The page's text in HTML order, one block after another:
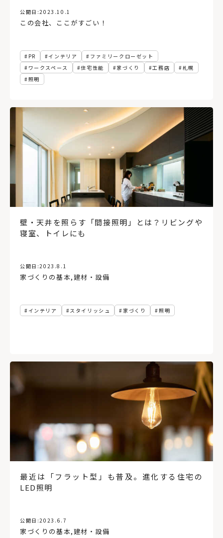
公開日:2023.10.1
この会社、ここがすごい！
PR インテリア
ファミリークローゼット
ワークスペース
住宅性能 家づくり 工務店
札幌
照明
壁・天井を照らす「間接照明」とは？リビングや
寝室、トイレにも
公開日:2023.8.1
家づくりの基本,建材・設備
インテリア スタイリッシュ 家づくり 照明
最近は「フラット型」も普及。進化する住宅の
LED照明
公開日:2023.6.7
家づくりの基本,建材・設備